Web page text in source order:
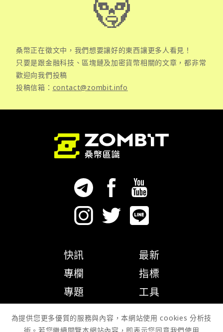
桑幣正在徵文中，我們想要讓好的東西讓更多人看見！
只要是跟金融科技、區塊鏈及加密貨幣相關的文章，都非常
歡迎向我們投稿
投稿信箱： contact@zombit.info
快訊
專欄
專題
最新
指標
工具
為提供您更多優質的服務與內容，本網站使用 cookies 分析技